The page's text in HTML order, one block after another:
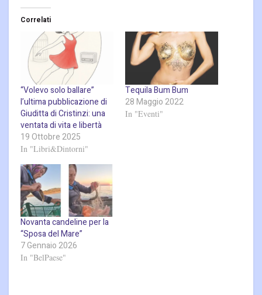
Correlati
“Volevo solo ballare”
l’ultima pubblicazione di
Giuditta di Cristinzi: una
ventata di vita e libertà
19 Ottobre 2025
In "Libri&Dintorni"
Tequila Bum Bum
28 Maggio 2022
In "Eventi"
Novanta candeline per la
“Sposa del Mare”
7 Gennaio 2026
In "BelPaese"